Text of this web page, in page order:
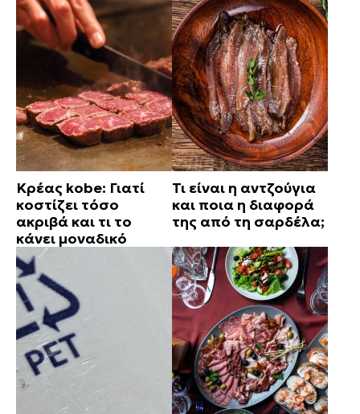
Κρέας kobe: Γιατί
κοστίζει τόσο
ακριβά και τι το
κάνει μοναδικό
Τι είναι η αντζούγια
και ποια η διαφορά
της από τη σαρδέλα;